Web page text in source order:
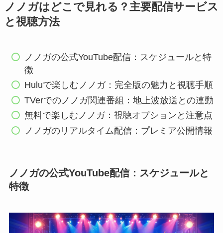
ノノガはどこで見れる？主要配信サービス
と視聴方法
ノノガの公式YouTube配信：スケジュールと特
徴
Huluで楽しむノノガ：完全版の魅力と視聴手順
TVerでのノノガ関連番組：地上波放送との連動
無料で楽しむノノガ：視聴オプションと注意点
ノノガのリアルタイム配信：プレミア公開情報
ノノガの公式YouTube配信：スケジュールと
特徴